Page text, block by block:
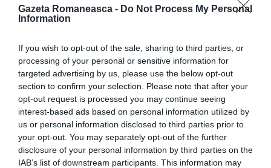
Gazeta Romaneasca - Do Not Process My Personal
Information
If you wish to opt-out of the sale, sharing to third parties, or
processing of your personal or sensitive information for
targeted advertising by us, please use the below opt-out
section to confirm your selection. Please note that after your
opt-out request is processed you may continue seeing
interest-based ads based on personal information utilized by
us or personal information disclosed to third parties prior to
your opt-out. You may separately opt-out of the further
disclosure of your personal information by third parties on the
IAB’s list of downstream participants. This information may
mi-a făcut să înțeleg că la Massarenti era foarte
bine; am cerut-o pe rossana (am primit un bbj de la
ea, deși scurt) și mi-a spus că nu mai este”. Și, de
asemenea, din aceste și alte recenzii, procurorul a
reușit să încadreze cercul de prostituție.